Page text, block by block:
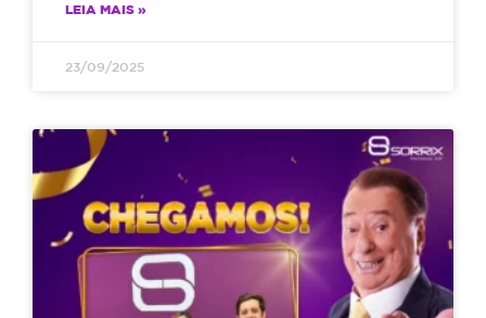
LEIA MAIS »
23/09/2025